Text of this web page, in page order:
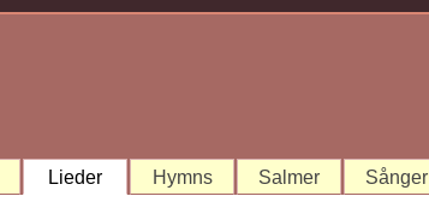
Lieder Hymns Salmer Sånger